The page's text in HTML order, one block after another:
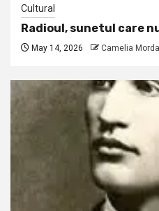
Cultural
Radioul, sunetul care
May 14, 2026 Camelia